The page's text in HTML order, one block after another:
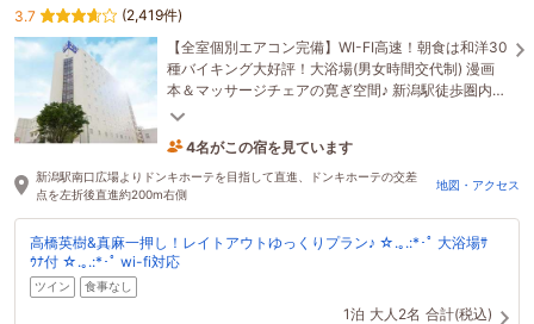
3.7
(2,419件)
【全室個別エアコン完備】WI-FI高速！朝食は和洋30
種バイキング大好評！大浴場(男女時間交代制) 漫画
本＆マッサージチェアの寛ぎ空間♪ 新潟駅徒歩圏内♪
コンビニは隣 全国170店舗展開のBBHホテルグルー
4名がこの宿を見ています
たった今予約されました
新潟駅南口広場よりドンキホーテを目指して直進、ドンキホーテの交差
点を左折後直進約200m右側
地図・アクセス
高橋英樹&真麻一押し！レイトアウトゆっくりプラン♪ ☆.｡.:*･ﾟ 大浴場ｻ
ｳﾅ付 ☆.｡.:*･ﾟ wi-fi対応
ツイン 食事なし
1泊 大人2名 合計(税込)